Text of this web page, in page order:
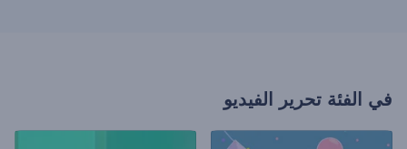
في الفئة تحرير الفيديو